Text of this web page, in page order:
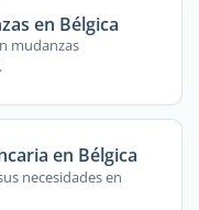
en Bélgica
mudanzas
en Bélgica
necesidades en